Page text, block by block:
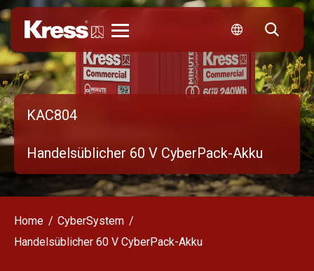
KAC804
Handelsüblicher 60 V CyberPack-Akku
Home
CyberSystem
Handelsüblicher 60 V CyberPack-Akku